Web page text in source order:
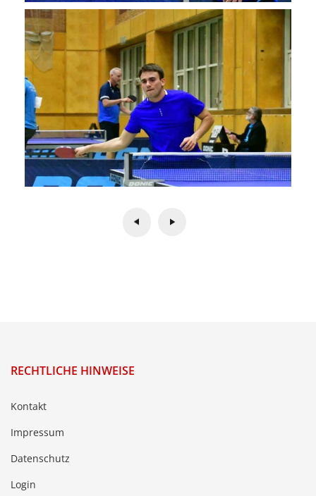
RECHTLICHE HINWEISE
Kontakt
Impressum
Datenschutz
Login